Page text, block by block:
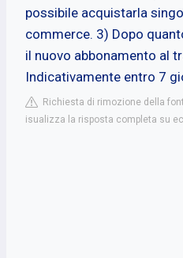
possibile acquistarla
commerce. 3) Dopo
il nuovo abbonamento al
Indicativamente entro 7
Richiesta di rimozione della
isualizza la risposta completa su